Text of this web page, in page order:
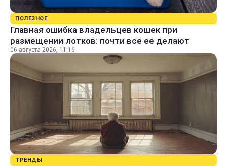
ПОЛЕЗНОЕ
Главная ошибка владельцев кошек при
размещении лотков: почти все ее делают
06 августа 2026, 11:16
ТРЕНДЫ